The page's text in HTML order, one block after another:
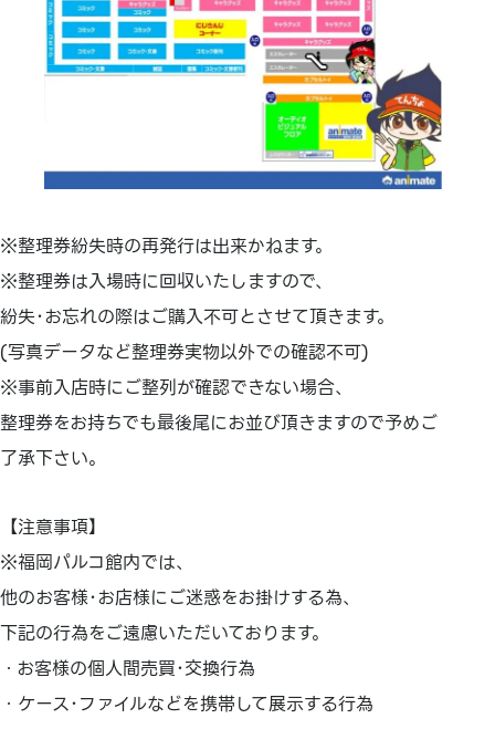
※整理券紛失時の再発行は出来かねます。
※整理券は入場時に回収いたしますので、
紛失･お忘れの際はご購入不可とさせて頂きます。
(写真データなど整理券実物以外での確認不可)
※事前入店時にご整列が確認できない場合、
整理券をお持ちでも最後尾にお並び頂きますので予めご
了承下さい。
【注意事項】
※福岡パルコ館内では、
他のお客様･お店様にご迷惑をお掛けする為、
下記の行為をご遠慮いただいております。
・お客様の個人間売買･交換行為
・ケース･ファイルなどを携帯して展示する行為